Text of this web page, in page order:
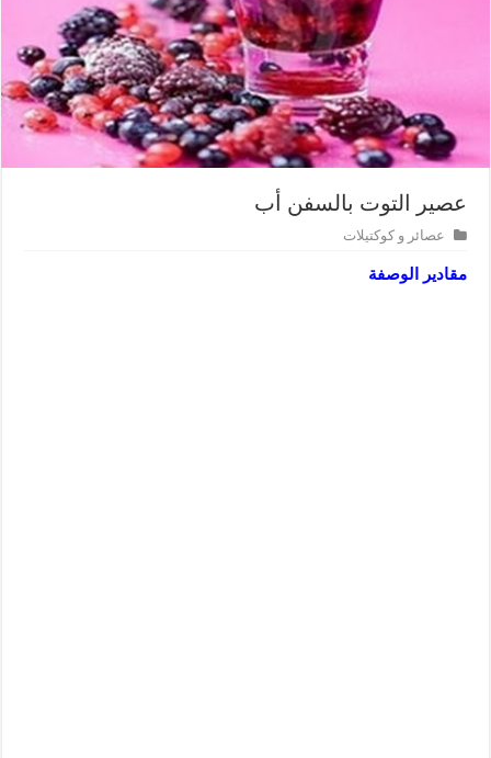
عصير التوت بالسفن أب
عصائر و كوكتيلات
مقادير الوصفة